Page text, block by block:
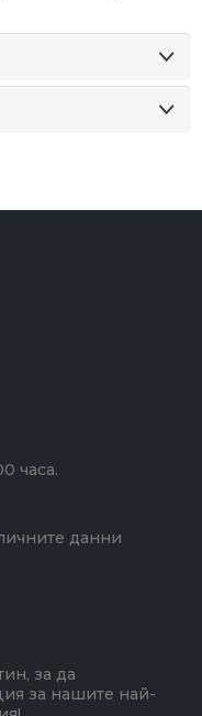
часа.
данни
за да
за нашите най-